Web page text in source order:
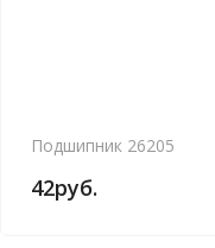
Подшипник 26205
42руб.